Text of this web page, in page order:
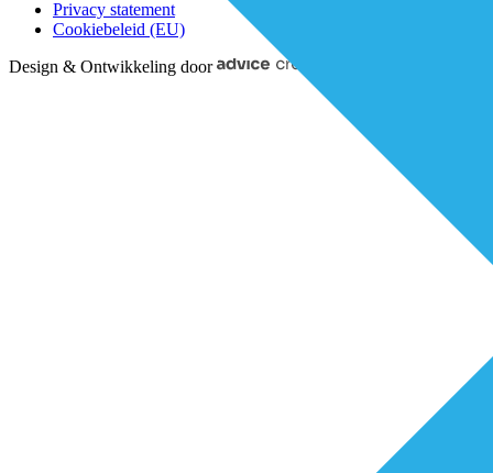
Privacy statement
Cookiebeleid (EU)
Design & Ontwikkeling door